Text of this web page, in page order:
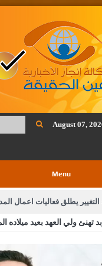
August 07,
Menu
يطلق فعاليات اعمال
التجنيد لحملة البكالوريوس
الوصاية الهاشمية
تهنئ ولي العهد بعيد ميلاده